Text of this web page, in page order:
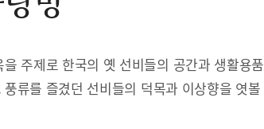
주제로 한국의 옛 선비들의 공간과 생활용
류를 즐겼던 선비들의 덕목과 이상향을 엿